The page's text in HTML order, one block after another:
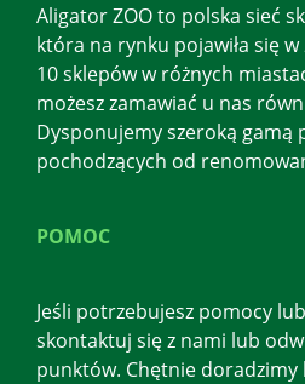
Aligator ZOO to polska sieć
która na rynku pojawiła się
10 sklepów w różnych
możesz zamawiać u nas
Dysponujemy szeroką gamą
pochodzących od
POMOC
Jeśli potrzebujesz pomocy
skontaktuj się z nami lub
punktów. Chętnie